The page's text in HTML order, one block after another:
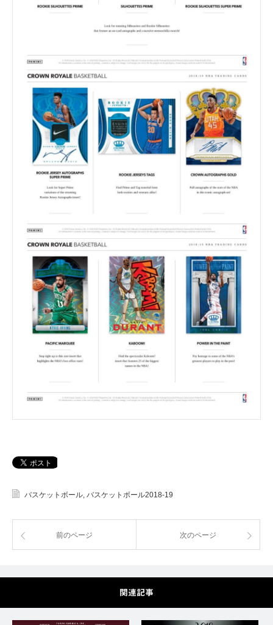
バスケットボール, バスケットボール2018-19
前のページ 次のページ
関連記事